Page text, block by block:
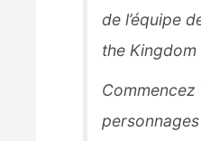
de l’équipe
the Kingdom